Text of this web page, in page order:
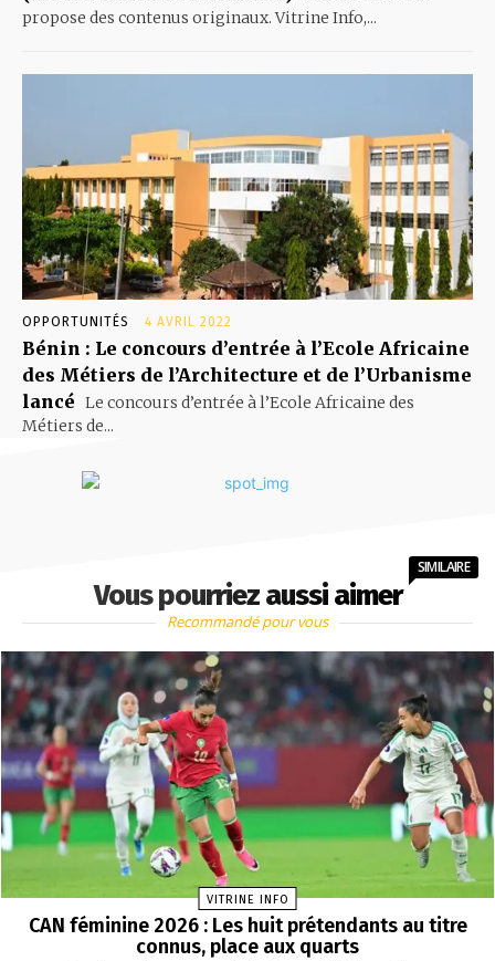
propose des contenus originaux. Vitrine Info,...
OPPORTUNITÉS 4 AVRIL 2022
Bénin : Le concours d’entrée à l’Ecole Africaine
des Métiers de l’Architecture et de l’Urbanisme
lancé Le concours d’entrée à l’Ecole Africaine des
Métiers de...
Vous pourriez aussi aimer
SIMILAIRE
Recommandé pour vous
VITRINE INFO
CAN féminine 2026 : Les huit prétendants au titre
connus, place aux quarts